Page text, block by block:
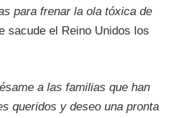
para frenar la ola tóxica de
sacude el Reino Unidos los
a las familias que han
queridos y deseo una pronta